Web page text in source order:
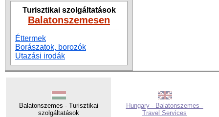
Turisztikai szolgáltatások
Balatonszemesen
Éttermek
Borászatok, borozók
Utazási irodák
Balatonszemes - Turisztikai
szolgáltatások
Hungary - Balatonszemes -
Travel Services